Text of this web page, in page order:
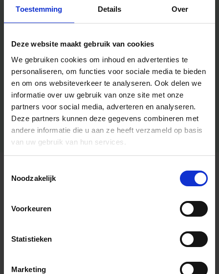
Toestemming Details Over
Deze website maakt gebruik van cookies
We gebruiken cookies om inhoud en advertenties te
personaliseren, om functies voor sociale media te bieden
en om ons websiteverkeer te analyseren. Ook delen we
informatie over uw gebruik van onze site met onze
partners voor social media, adverteren en analyseren.
Deze partners kunnen deze gegevens combineren met
andere informatie die u aan ze heeft verzameld op basis
van uw gebruik van hun services.
Noodzakelijk
Voorkeuren
Statistieken
Marketing
Algemene informatie